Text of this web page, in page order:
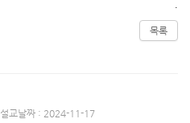
.
목록
설교날짜 : 2024-11-17